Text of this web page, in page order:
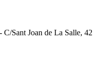
Sant Joan de La Salle, 42